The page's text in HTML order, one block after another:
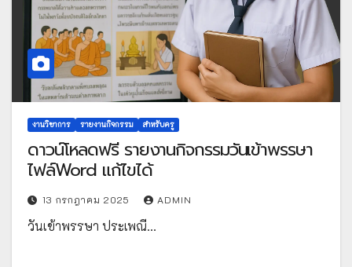
งานวิชาการ รายงานกิจกรรม สำหรับครู
ดาวน์โหลดฟรี รายงานกิจกรรมวันเข้าพรรษา
ไฟล์Word แก้ไขได้
13 กรกฎาคม 2025 ADMIN
วันเข้าพรรษา ประเพณี…